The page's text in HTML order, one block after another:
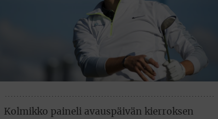
Kolmikko paineli avauspäivän kierroksen